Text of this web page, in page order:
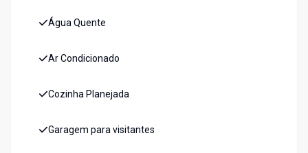
Água Quente
Ar Condicionado
Cozinha Planejada
Garagem para visitantes